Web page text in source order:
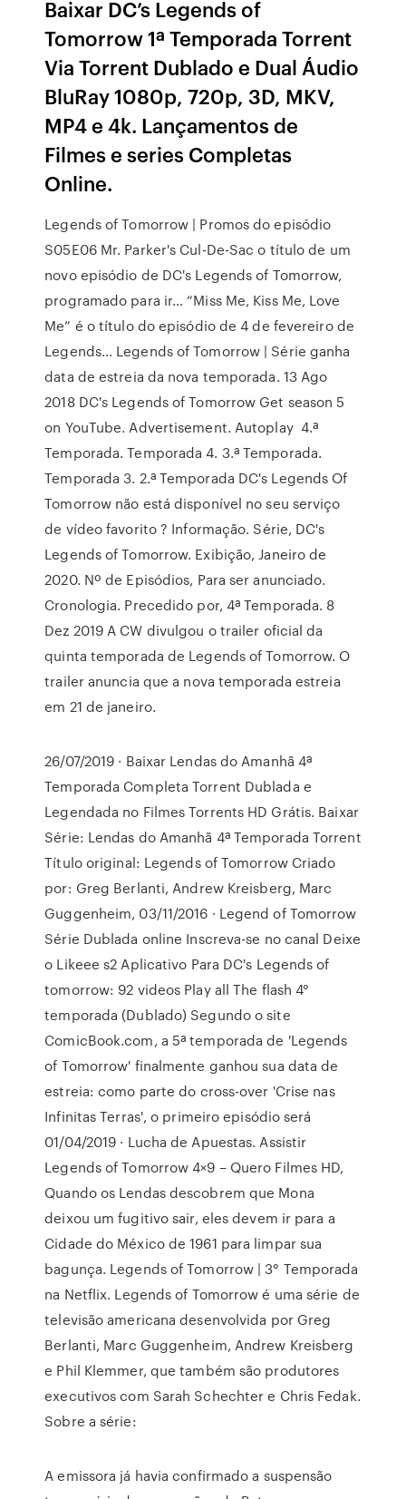
Baixar DC’s Legends of
Tomorrow 1ª Temporada Torrent
Via Torrent Dublado e Dual Áudio
BluRay 1080p, 720p, 3D, MKV,
MP4 e 4k. Lançamentos de
Filmes e series Completas
Online.
Legends of Tomorrow | Promos do episódio
S05E06 Mr. Parker's Cul-De-Sac o título de um
novo episódio de DC's Legends of Tomorrow,
programado para ir… “Miss Me, Kiss Me, Love
Me” é o título do episódio de 4 de fevereiro de
Legends… Legends of Tomorrow | Série ganha
data de estreia da nova temporada. 13 Ago
2018 DC's Legends of Tomorrow Get season 5
on YouTube. Advertisement. Autoplay 4.ª
Temporada. Temporada 4. 3.ª Temporada.
Temporada 3. 2.ª Temporada DC's Legends Of
Tomorrow não está disponível no seu serviço
de vídeo favorito ? Informação. Série, DC's
Legends of Tomorrow. Exibição, Janeiro de
2020. Nº de Episódios, Para ser anunciado.
Cronologia. Precedido por, 4ª Temporada. 8
Dez 2019 A CW divulgou o trailer oficial da
quinta temporada de Legends of Tomorrow. O
trailer anuncia que a nova temporada estreia
em 21 de janeiro.
26/07/2019 · Baixar Lendas do Amanhã 4ª
Temporada Completa Torrent Dublada e
Legendada no Filmes Torrents HD Grátis. Baixar
Série: Lendas do Amanhã 4ª Temporada Torrent
Título original: Legends of Tomorrow Criado
por: Greg Berlanti, Andrew Kreisberg, Marc
Guggenheim, 03/11/2016 · Legend of Tomorrow
Série Dublada online Inscreva-se no canal Deixe
o Likeee s2 Aplicativo Para DC's Legends of
tomorrow: 92 videos Play all The flash 4°
temporada (Dublado) Segundo o site
ComicBook.com, a 5ª temporada de 'Legends
of Tomorrow' finalmente ganhou sua data de
estreia: como parte do cross-over 'Crise nas
Infinitas Terras', o primeiro episódio será
01/04/2019 · Lucha de Apuestas. Assistir
Legends of Tomorrow 4×9 – Quero Filmes HD,
Quando os Lendas descobrem que Mona
deixou um fugitivo sair, eles devem ir para a
Cidade do México de 1961 para limpar sua
bagunça. Legends of Tomorrow | 3° Temporada
na Netflix. Legends of Tomorrow é uma série de
televisão americana desenvolvida por Greg
Berlanti, Marc Guggenheim, Andrew Kreisberg
e Phil Klemmer, que também são produtores
executivos com Sarah Schechter e Chris Fedak.
Sobre a série:
A emissora já havia confirmado a suspensão